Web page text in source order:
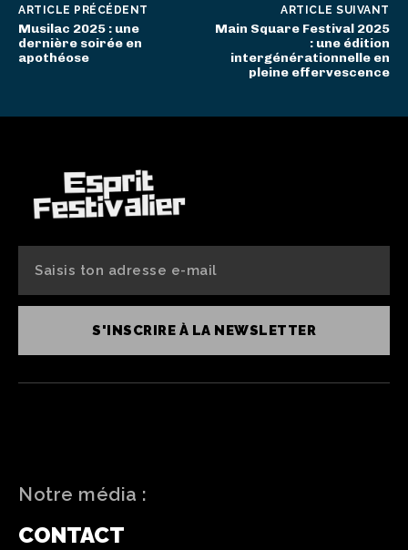
ARTICLE PRÉCÉDENT
Musilac 2025 : une
dernière soirée en
apothéose
ARTICLE SUIVANT
Main Square Festival 2025
: une édition
intergénérationnelle en
pleine effervescence
S'INSCRIRE À LA NEWSLETTER
Notre média :
CONTACT